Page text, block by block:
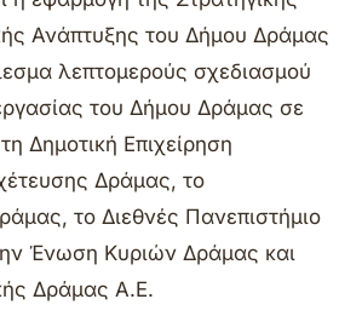
Ανάπτυξης του Δήμου Δράμας
λεπτομερούς σχεδιασμού
του Δήμου Δράμας σε
Δημοτική Επιχείρηση
Δράμας, το
το Διεθνές Πανεπιστήμιο
Ένωση Κυριών Δράμας και
Δράμας Α.Ε.